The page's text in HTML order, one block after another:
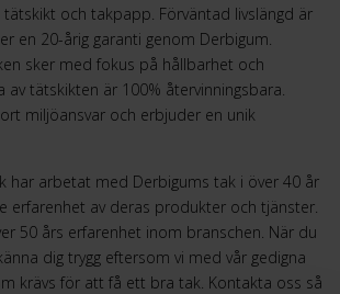
tätskikt och takpapp. Förväntad livslängd är
en 20-årig garanti genom Derbigum.
sker med fokus på hållbarhet och
av tätskikten är 100% återvinningsbara.
miljöansvar och erbjuder en unik
har arbetat med Derbigums tak i över 40 år
erfarenhet av deras produkter och tjänster.
50 års erfarenhet inom branschen. När du
dig trygg eftersom vi med vår gedigna
krävs för att få ett bra tak. Kontakta oss så